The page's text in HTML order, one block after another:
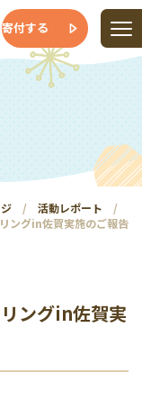
寄付する
活動レポート
ングin佐賀実施のご報告
ングin佐賀実